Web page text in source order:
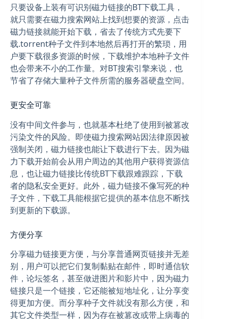
只要设备上装有可识别磁力链接的BT下载工具，
就只需要在磁力搜索网站上找到想要的资源，点击
磁力链接就能开始下载，省去了传统方式先要下
载.torrent种子文件到本地然后再打开的繁琐，用
户要下载很多资源的时候，下载维护本地种子文件
也会带来不小的工作量。对BT搜索引擎来说，也
节省了存储大量种子文件所需的服务器硬盘空间。
更安全可靠
没有中间文件参与，也就基本杜绝了使用到被篡改
污染文件的风险。即使磁力搜索网站因法律原因被
强制关闭，磁力链接也能让下载进行下去。因为磁
力下载开始前会从用户周边的其他用户获得资源信
息，也让磁力链接比传统BT下载跟难跟踪，下载
者的隐私安全更好。此外，磁力链接不像写死的种
子文件，下载工具能根据它提供的基本信息不断找
到更新的下载源。
方便分享
分享磁力链接更方便，与分享普通网页链接并无差
别，用户可以把它们复制黏贴在邮件，即时通信软
件，论坛签名，甚至做进图片和影片中，因为磁力
链接只是一个链接，它还能被短地址化，让分享变
得更加方便。而分享种子文件就没有那么方便，和
其它文件类型一样，因为存在被篡改或带上病毒的